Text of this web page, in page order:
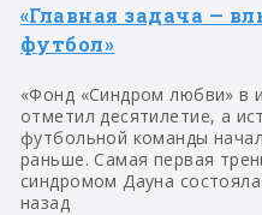
«Главная задача —
футбол»
«Фонд «Синдром любви» в
отметил десятилетие, а
футбольной команды
раньше. Самая первая
синдромом Дауна
назад